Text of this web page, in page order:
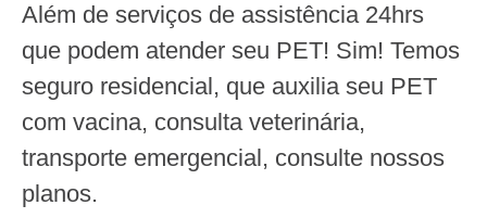
Além de serviços de assistência 24hrs
que podem atender seu PET! Sim! Temos
seguro residencial, que auxilia seu PET
com vacina, consulta veterinária,
transporte emergencial, consulte nossos
planos.